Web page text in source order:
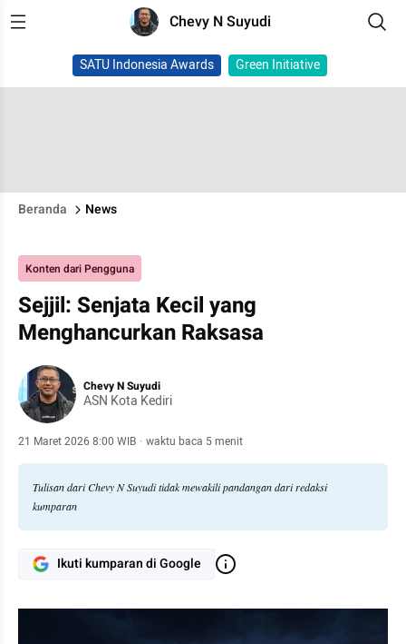
Chevy N Suyudi
SATU Indonesia Awards Green Initiative
Beranda News
Konten dari Pengguna
Sejjil: Senjata Kecil yang
Menghancurkan Raksasa
Chevy N Suyudi
ASN Kota Kediri
21 Maret 2026 8:00 WIB · waktu baca 5 menit
Tulisan dari Chevy N Suyudi tidak mewakili pandangan dari redaksi
kumparan
Ikuti kumparan di Google